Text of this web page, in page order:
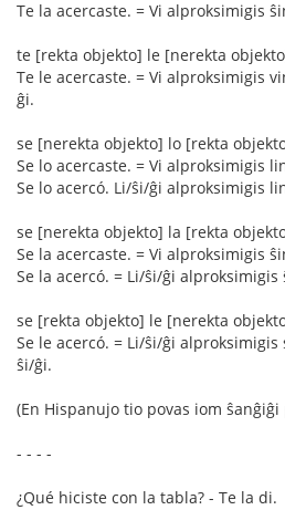
Te la acercaste. = Vi alproksimigis
te [rekta objekto] le [nerekta
Te le acercaste. = Vi alproksimigis
ĝi.
se [nerekta objekto] lo [rekta
Se lo acercaste. = Vi alproksimigis
Se lo acercó. Li/ŝi/ĝi alproksimigis
se [nerekta objekto] la [rekta
Se la acercaste. = Vi alproksimigis
Se la acercó. = Li/ŝi/ĝi
se [rekta objekto] le [nerekta
Se le acercó. = Li/ŝi/ĝi
ŝi/ĝi.
(En Hispanujo tio povas iom
- - - -
¿Qué hiciste con la tabla? - Te la di.